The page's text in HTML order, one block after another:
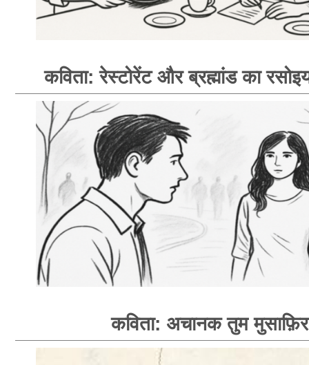
कविता: रेस्टोरेंट और ब्रह्मांड का
कविता: अचानक तुम मुसाफ़िर